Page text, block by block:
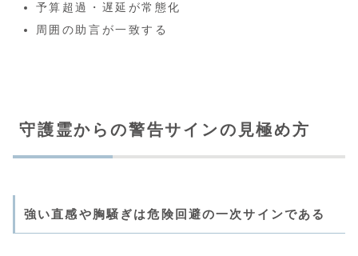
予算超過・遅延が常態化
周囲の助言が一致する
守護霊からの警告サインの見極め方
強い直感や胸騒ぎは危険回避の一次サインである